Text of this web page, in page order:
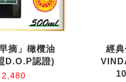
摘」橄欖油
D.O.P認證)
2,480
經